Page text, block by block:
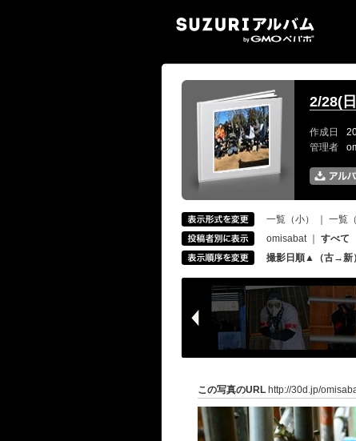
2/28(
作成日
管理者
一覧（小） 一覧
omisabat｜ すべて
撮影日順▲（古→新）
この写真のURL http://30d.jp/